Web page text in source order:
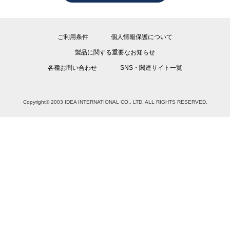
ご利用条件 個人情報保護について
製品に関する重要なお知らせ
各種お問い合わせ SNS・関連サイト一覧
Copyright© 2003 IDEA INTERNATIONAL CO., LTD. ALL RIGHTS RESERVED.